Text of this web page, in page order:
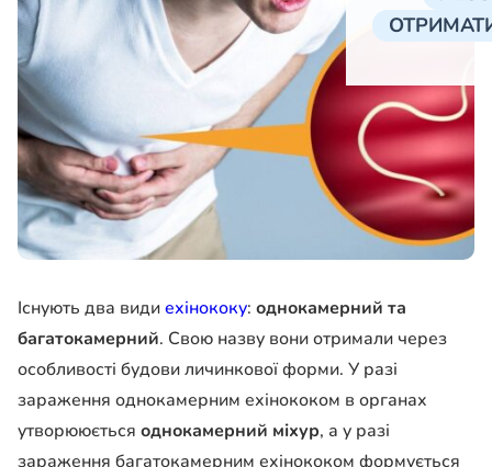
Існують два видиехінококу: однокамерний та
багатокамерний. Свою назву вони отримали через
особливості будови личинкової форми. У разі
зараження однокамерним ехінококом в органах
утворююється однокамерний міхур, а у разі
зараження багатокамерним ехінококом формується